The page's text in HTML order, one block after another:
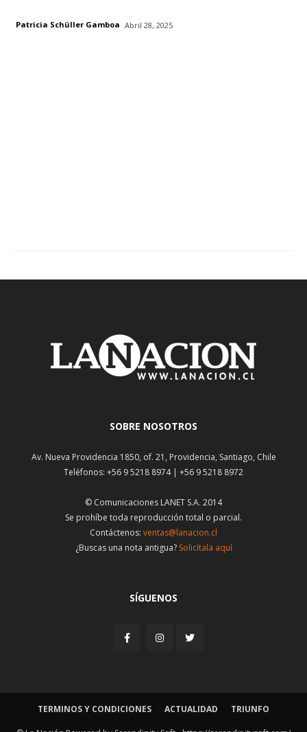
Patricia Schüller Gamboa Abril 28, 2025
SOBRE NOSOTROS
Av. Nueva Providencia 1850, of. 21, Providencia, Santiago, Chile
Teléfonos: +56 9 5218 8974 | +56 9 5218 8972
© Comunicaciones LANET S.A. 2014
Se prohíbe toda reproducción total o parcial.
Contáctenos: ventas@lanacion.cl
¿Buscas una nota antigua? Solicítala aquí
SÍGUENOS
TERMINOS Y CONDICIONES ACTUALIDAD TRIUNFO